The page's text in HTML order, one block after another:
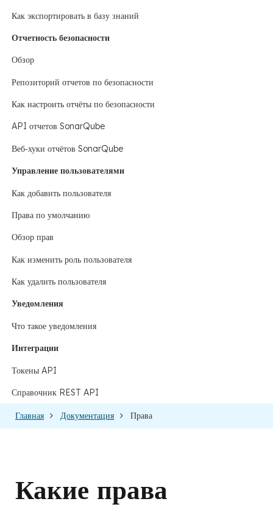
Как экспортировать в базу знаний
Отчетность безопасности
Обзор
Репозиторий отчетов по безопасности
Как настроить отчёты по безопасности
API отчетов SonarQube
Веб‑хуки отчётов SonarQube
Управление пользователями
Как добавить пользователя
Права по умолчанию
Обзор прав
Как изменить роль пользователя
Как удалить пользователя
Уведомления
Что такое уведомления
Интеграции
Токены API
Справочник REST API
Главная Документация Права
Какие права